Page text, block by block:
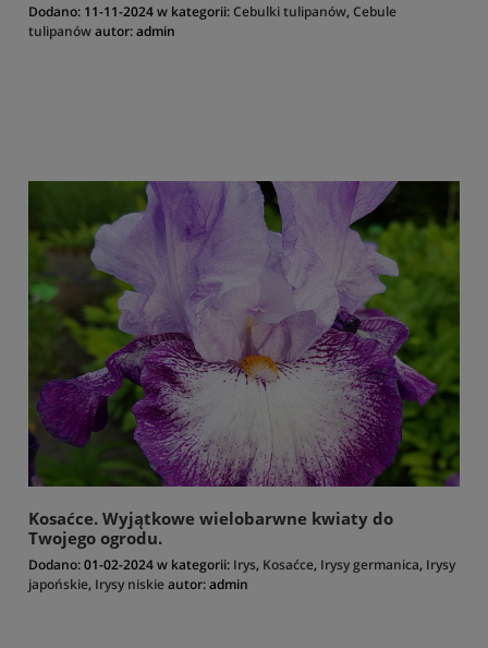
Dodano: 11-11-2024w kategorii:Cebulki tulipanów, Cebule
tulipanówautor:admin
Kosaćce. Wyjątkowe wielobarwne kwiaty do
Twojego ogrodu.
Dodano:01-02-2024w kategorii: Irys, Kosaćce, Irysy germanica, Irysy
japońskie, Irysy niskieautor:admin